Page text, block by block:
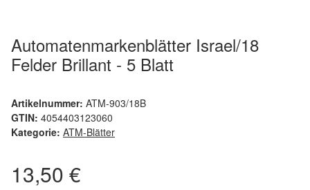
Automatenmarkenblätter Israel/18
Felder Brillant - 5 Blatt
Artikelnummer: ATM-903/18B
GTIN: 4054403123060
Kategorie: ATM-Blätter
13,50 €